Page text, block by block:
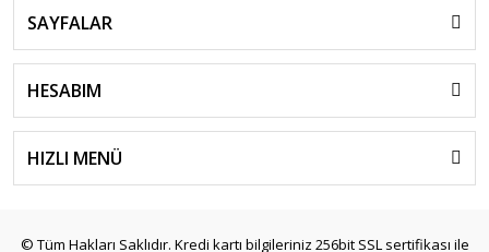
SAYFALAR
HESABIM
HIZLI MENÜ
© Tüm Hakları Saklıdır. Kredi kartı bilgileriniz 256bit SSL sertifikası ile